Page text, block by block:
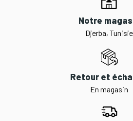
Notre
Djerba, Tunisie
Retour et
En magasin